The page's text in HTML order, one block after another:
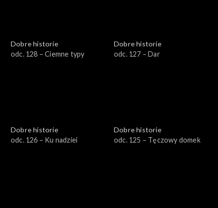
Dobre historie
odc. 128 – Ciemne typy
Dobre historie
odc. 127 – Dar
Dobre historie
odc. 126 – Ku nadziei
Dobre historie
odc. 125 – Tęczowy domek